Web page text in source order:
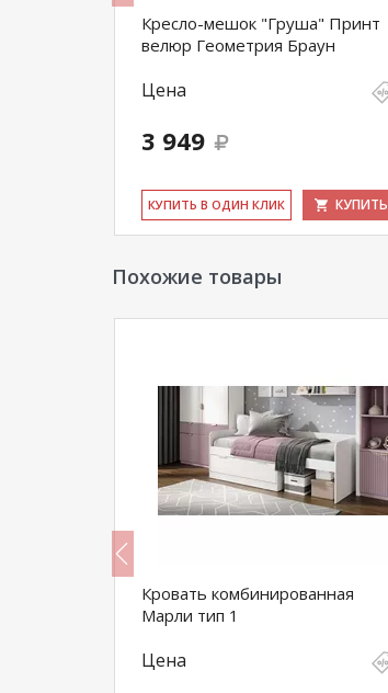
Кресло-мешок "Груша" Принт
велюр Геометрия Браун
Цена
3 949
КУ­ПИТЬ В ОДИН КЛИК КУПИТЬ
Похожие товары
Кровать комбинированная
Марли тип 1
Цена